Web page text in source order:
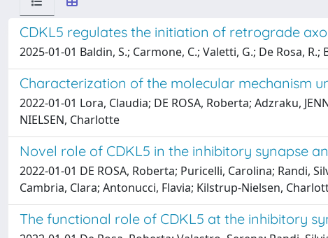
CDKL5 regulates the initiation of retrograde
2025-01-01 Baldin, S.; Carmone, C.; Valetti, G.; De Rosa, R.;
Characterization of the molecular mechanism
2022-01-01 Lora, Claudia; DE ROSA, Roberta; Adzraku,
NIELSEN, Charlotte
Novel role of CDKL5 in the inhibitory synapse
2022-01-01 DE ROSA, Roberta; Puricelli, Carolina; Randi,
Cambria, Clara; Antonucci, Flavia; Kilstrup-Nielsen,
The functional role of CDKL5 at the inhibitory